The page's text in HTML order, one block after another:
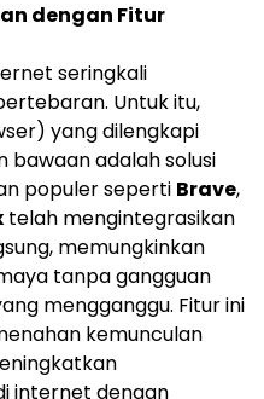
dengan Fitur
seringkali
Untuk itu,
yang dilengkapi
bawaan adalah solusi
populer seperti Brave,
telah mengintegrasikan
memungkinkan
tanpa gangguan
mengganggu. Fitur ini
kemunculan
internet dengan